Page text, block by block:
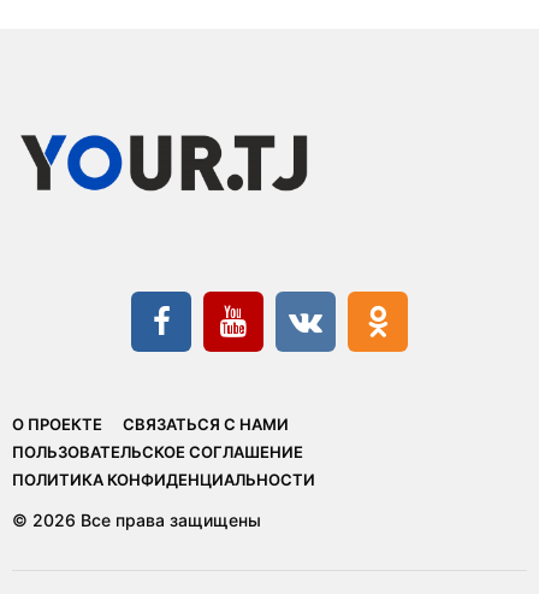
О ПРОЕКТЕ
СВЯЗАТЬСЯ С НАМИ
ПОЛЬЗОВАТЕЛЬСКОЕ СОГЛАШЕНИЕ
ПОЛИТИКА КОНФИДЕНЦИАЛЬНОСТИ
© 2026 Все права защищены